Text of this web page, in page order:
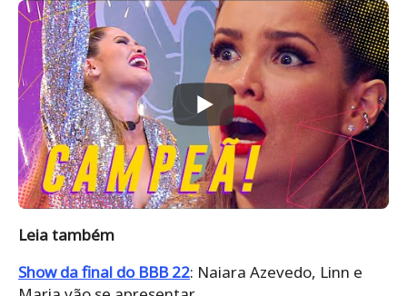
Leia também
Show da final do BBB 22: Naiara Azevedo, Linn e